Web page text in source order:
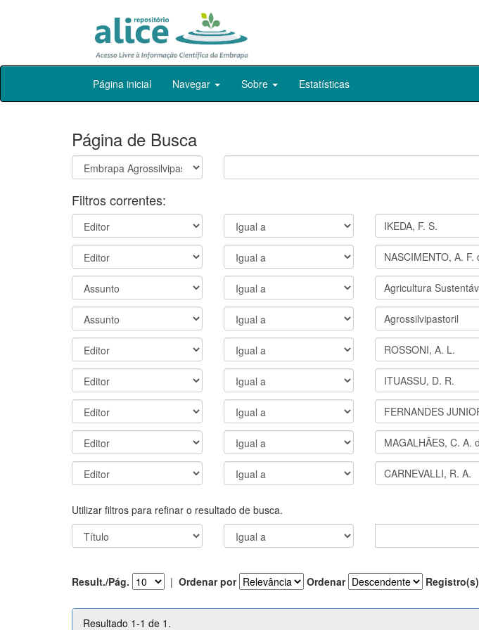
Skip
Página inicial Navegar Sobre Estatísticas
Página de Busca
Filtros correntes:
Utilizar filtros para refinar o resultado de busca.
Result./Pág. | Ordenar por Ordenar Registro(s)
Resultado 1-1 de 1.